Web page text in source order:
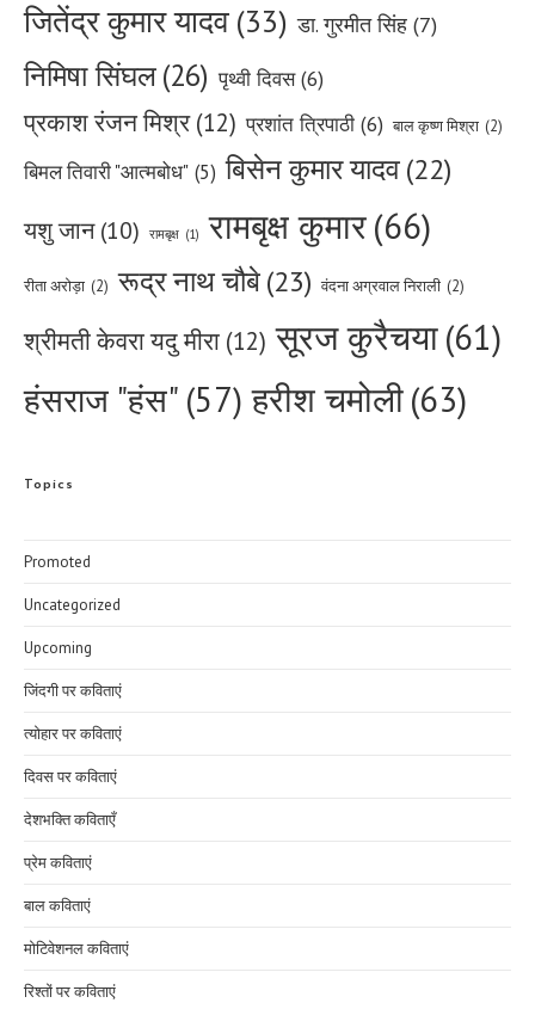
जितेंद्र कुमार यादव (33) डा. गुरमीत सिंह (7)
निमिषा सिंघल(26) पृथ्वी दिवस (6)
प्रकाश रंजन मिश्र (12) प्रशांत त्रिपाठी (6) बाल कृष्ण मिश्रा (2)
बिमल तिवारी "आत्मबोध" (5) बिसेन कुमार यादव(22)
यशु जान (10) रामबृक्ष (1) रामबृक्ष कुमार(66)
रीता अरोड़ा (2) रूद्र नाथ चौबे(23) वंदना अग्रवाल निराली (2)
श्रीमती केवरा यदु मीरा (12) सूरज कुरैचया(61)
हंसराज "हंस" (57) हरीश चमोली(63)
Topics
Promoted
Uncategorized
Upcoming
जिंदगी पर कविताएं
त्योहार पर कविताएं
दिवस पर कविताएं
देशभक्ति कविताएँ
प्रेम कविताएं
बाल कविताएं
मोटिवेशनल कविताएं
रिश्तों पर कविताएं